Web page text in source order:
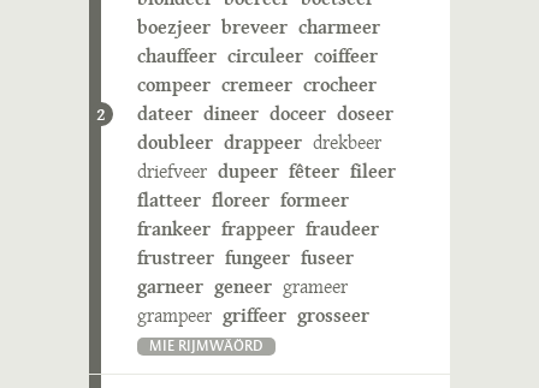
2
boezjeer breveer charmeer
chauffeer circuleer coiffeer
compeer cremeer crocheer
dateer dineer doceer doseer
doubleer drappeer drekbeer
driefveer dupeer fêteer fileer
flatteer floreer formeer
frankeer frappeer fraudeer
frustreer fungeer fuseer
garneer geneer grameer
grampeer griffeer grosseer
MIE RIJMWÄÖRD